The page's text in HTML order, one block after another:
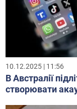
10.12.2025 | 11:56
В Австралії
створювати